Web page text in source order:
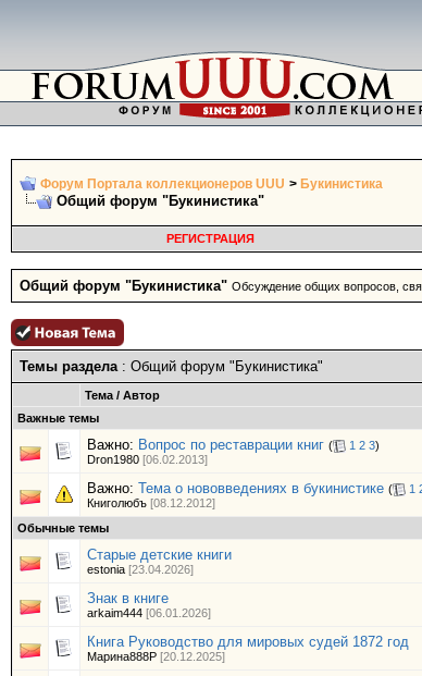
Форум Портала коллекционеров UUU > Букинистика
Общий форум "Букинистика"
РЕГИСТРАЦИЯ
Общий форум "Букинистика" Обсуждение общих вопросов,
Темы раздела: Общий форум "Букинистика"
Тема / Автор
Важные темы
Важно: Вопрос по реставрации книг ( 1 2 3)
Dron1980 [06.02.2013]
Важно: Тема о нововведениях в букинистике ( 1
Книголюбъ [08.12.2012]
Обычные темы
Cтарые детские книги
estonia [23.04.2026]
Знак в книге
arkaim444 [06.01.2026]
Книга Руководство для мировых судей 1872 год
Марина888Р [20.12.2025]